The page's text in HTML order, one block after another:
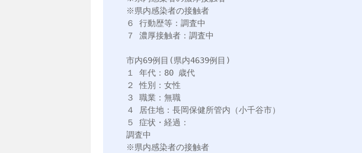
※県内感染者の接触者
６ 行動歴等：調査中
７ 濃厚接触者：調査中
市内69例目(県内4639例目)
１ 年代：80 歳代
２ 性別：女性
３ 職業：無職
４ 居住地：長岡保健所管内（小千谷市）
５ 症状・経過：
調査中
※県内感染者の接触者